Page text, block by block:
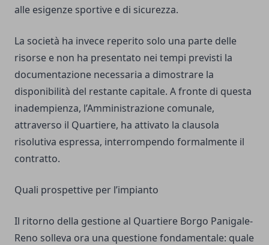
alle esigenze sportive e di sicurezza.
La società ha invece reperito solo una parte delle
risorse e non ha presentato nei tempi previsti la
documentazione necessaria a dimostrare la
disponibilità del restante capitale. A fronte di questa
inadempienza, l’Amministrazione comunale,
attraverso il Quartiere, ha attivato la clausola
risolutiva espressa, interrompendo formalmente il
contratto.
Quali prospettive per l’impianto
Il ritorno della gestione al Quartiere Borgo Panigale-
Reno solleva ora una questione fondamentale: quale